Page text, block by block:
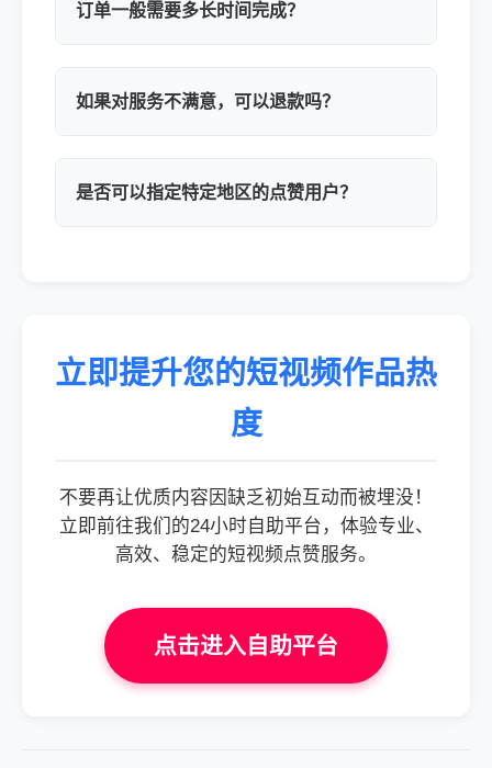
订单一般需要多长时间完成？
如果对服务不满意，可以退款吗？
是否可以指定特定地区的点赞用户？
立即提升您的短视频作品热
度
不要再让优质内容因缺乏初始互动而被埋没！
立即前往我们的24小时自助平台，体验专业、
高效、稳定的短视频点赞服务。
点击进入自助平台